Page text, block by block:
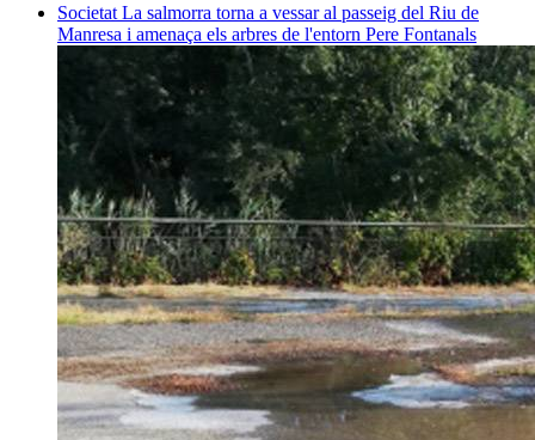
Societat La salmorra torna a vessar al passeig del Riu de
Manresa i amenaça els arbres de l'entorn Pere Fontanals